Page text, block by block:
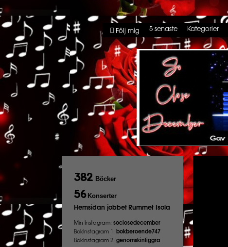
Följ mig 5 senaste Kategorier
382 Böcker
56 Konserter
Hemsidan jobbet Rummet Isola
Min Instagram: soclosedecember
BokInstagram 1: bokberoende747
BokInstagram 2: genomskinliggra